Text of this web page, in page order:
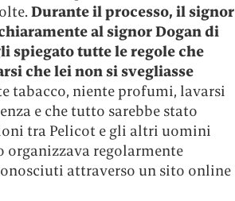
Durante il processo, il signor
al signor Dogan di
spiegato tutte le regole che
che lei non si svegliasse
tabacco, niente profumi, lavarsi
e che tutto sarebbe stato
tra Pelicot e gli altri uomini
regolarmente
attraverso un sito online